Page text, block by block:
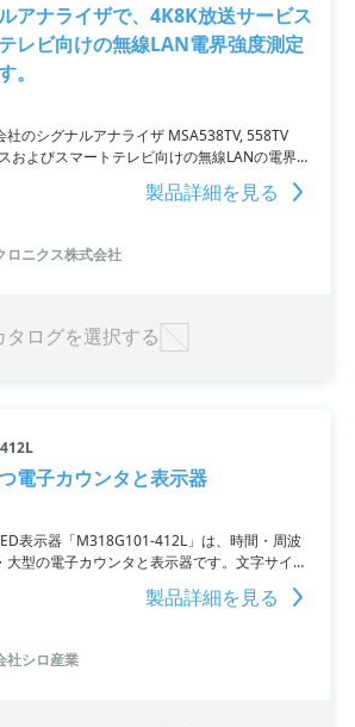
すべて条件を取り消す
アナライザで、4K8K放送サービス
レビ向けの無線LAN電界強度測定
。
社のシグナルアナライザ MSA538TV, 558TV
およびスマートテレビ向けの無線LANの電界強
能な電子計測器です。周波数範囲は3224MHz
サービスの電界強度測定に利用できます。ま
献しています。詳細はウェブサイトで確認いた
ください。
製品詳細を見る
ロニクス株式会社
タログを選択する
電子カウンタと表示器
表示器「M318G101-412L」は、時間・周波
型の電子カウンタと表示器です。文字サイズ
方法は吊下げまたは据え置き用ブラケットが
M318G101とM318G106の両方にはカウンタ/
気軽にどうぞ。※最新情報は都度ご確認くださ
製品詳細を見る
社シロ産業